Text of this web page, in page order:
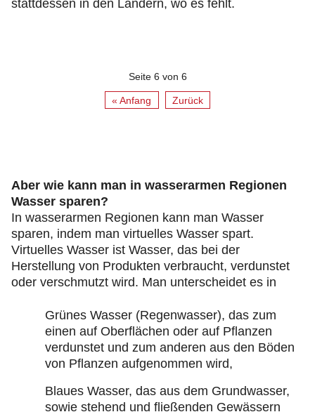
stattdessen in den Ländern, wo es fehlt.
Seite 6 von 6
« Anfang Zurück
Aber wie kann man in wasserarmen Regionen
Wasser sparen?
In wasserarmen Regionen kann man Wasser
sparen, indem man virtuelles Wasser spart.
Virtuelles Wasser ist Wasser, das bei der
Herstellung von Produkten verbraucht, verdunstet
oder verschmutzt wird. Man unterscheidet es in
Grünes Wasser (Regenwasser), das zum
einen auf Oberflächen oder auf Pflanzen
verdunstet und zum anderen aus den Böden
von Pflanzen aufgenommen wird,
Blaues Wasser, das aus dem Grundwasser,
sowie stehend und fließenden Gewässern